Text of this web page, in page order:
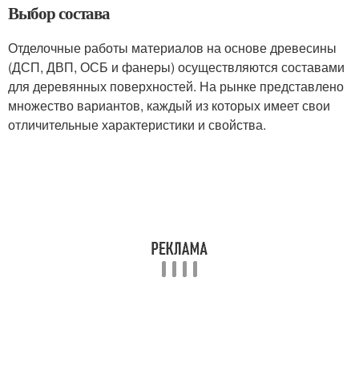
Выбор состава
Отделочные работы материалов на основе древесины
(ДСП, ДВП, ОСБ и фанеры) осуществляются составами
для деревянных поверхностей. На рынке представлено
множество вариантов, каждый из которых имеет свои
отличительные характеристики и свойства.